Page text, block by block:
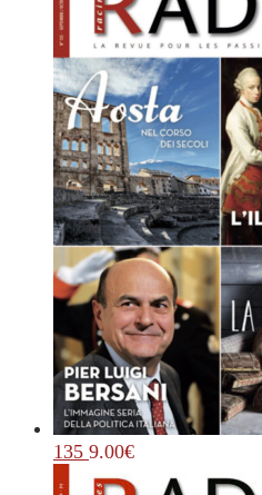
135 9.00€